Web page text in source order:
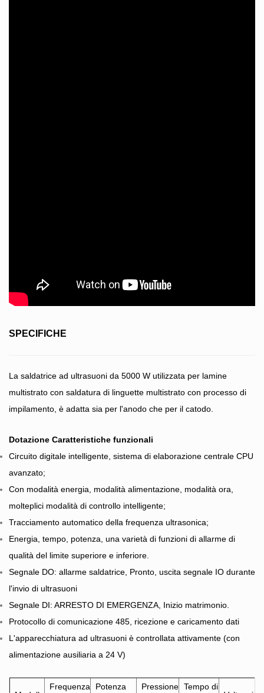
SPECIFICHE
La saldatrice ad ultrasuoni da 5000 W utilizzata per lamine
multistrato con saldatura di linguette multistrato con processo di
impilamento, è adatta sia per l'anodo che per il catodo.
Dotazione Caratteristiche funzionali
Circuito digitale intelligente, sistema di elaborazione centrale CPU
avanzato;
Con modalità energia, modalità alimentazione, modalità ora,
molteplici modalità di controllo intelligente;
Tracciamento automatico della frequenza ultrasonica;
Energia, tempo, potenza, una varietà di funzioni di allarme di
qualità del limite superiore e inferiore.
Segnale DO: allarme saldatrice, Pronto, uscita segnale IO durante
l'invio di ultrasuoni
Segnale DI: ARRESTO DI EMERGENZA, Inizio matrimonio.
Protocollo di comunicazione 485, ricezione e caricamento dati
L'apparecchiatura ad ultrasuoni è controllata attivamente (con
alimentazione ausiliaria a 24 V)
Frequenza Potenza Pressione Tempo di